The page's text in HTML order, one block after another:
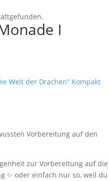
I
Welt der Drachen” Kompakt
Vorbereitung auf den
zur Vorbereitung auf die
✨ oder einfach nur so, weil du